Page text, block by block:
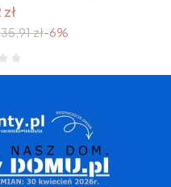
35,91 zł-6%